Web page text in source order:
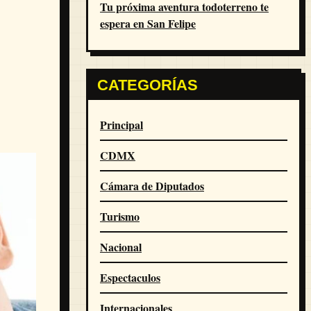
Tu próxima aventura todoterreno te
espera en San Felipe
CATEGORÍAS
Principal
CDMX
Cámara de Diputados
Turismo
Nacional
Espectaculos